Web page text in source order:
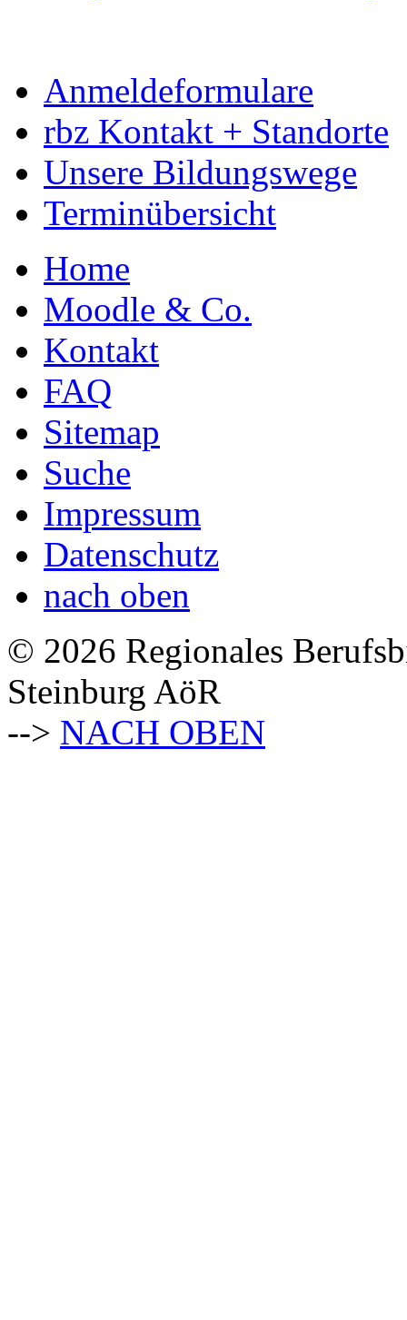
Anmeldeformulare
rbz Kontakt + Standorte
Unsere Bildungswege
Terminübersicht
Home
Moodle & Co.
Kontakt
FAQ
Sitemap
Suche
Impressum
Datenschutz
nach oben
© 2026 Regionales
Steinburg AöR
--> NACH OBEN